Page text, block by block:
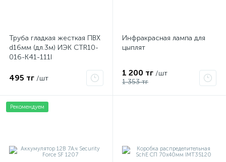
Труба гладкая жесткая ПВХ
d16мм (дл.3м) ИЭК CTR10-
016-K41-111I
495 тг /шт
Инфракрасная лампа для
цыплят
1 200 тг /шт
1 353 тг
Рекомендуем